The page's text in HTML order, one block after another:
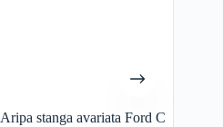
Aripa stanga avariata Ford C